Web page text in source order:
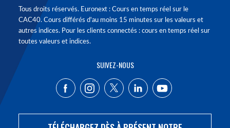
Tous droits réservés. Euronext : Cours en temps réel sur le
CAC40. Cours différés d'au moins 15 minutes sur les valeurs et
autres indices. Pour les clients connectés : cours en temps réel sur
toutes valeurs et indices.
SUIVEZ-NOUS